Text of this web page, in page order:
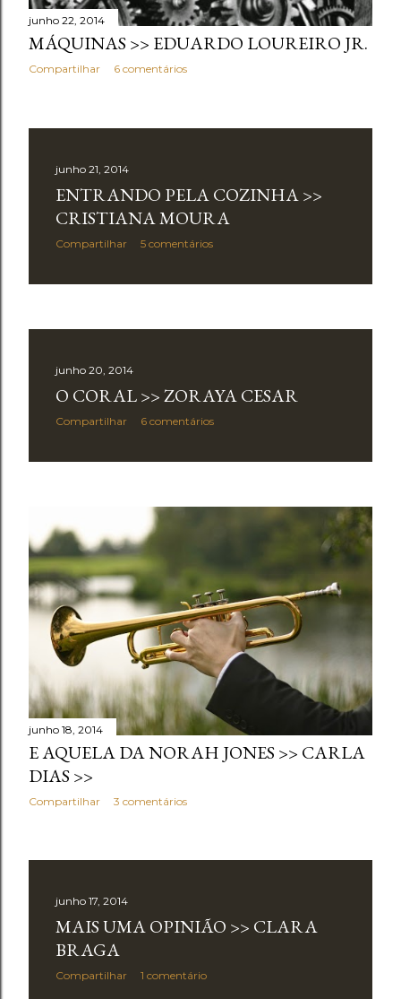
junho 22, 2014
MÁQUINAS >> EDUARDO LOUREIRO JR.
Compartilhar 6 comentários
junho 21, 2014
ENTRANDO PELA COZINHA >>
CRISTIANA MOURA
Compartilhar 5 comentários
junho 20, 2014
O CORAL >> ZORAYA CESAR
Compartilhar 6 comentários
junho 18, 2014
E AQUELA DA NORAH JONES >> CARLA
DIAS >>
Compartilhar 3 comentários
junho 17, 2014
MAIS UMA OPINIÃO >> CLARA
BRAGA
Compartilhar 1 comentário